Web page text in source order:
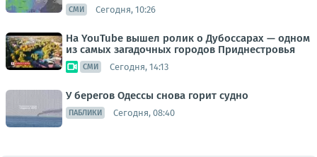
СМИ Сегодня, 10:26
На YouTube вышел ролик о Дубоссарах — одном
из самых загадочных городов Приднестровья
СМИ Сегодня, 14:13
У берегов Одессы снова горит судно
ПАБЛИКИ Сегодня, 08:40